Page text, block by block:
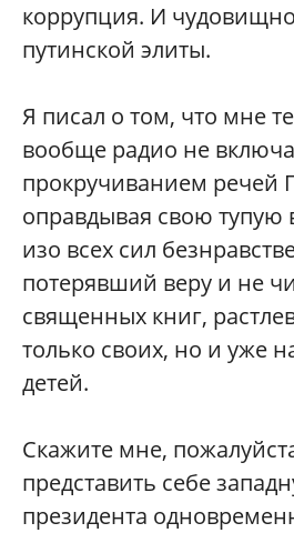
коррупция. И
путинской элиты.
Я писал о том, что мне
вообще радио не
прокручиванием речей
оправдывая свою тупую
изо всех сил
потерявший веру и не
священных книг,
только своих, но и уже
детей.
Скажите мне,
представить себе
президента